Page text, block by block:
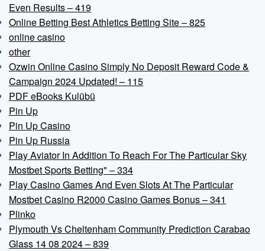
Even Results – 419
Online Betting Best Athletics Betting Site – 825
online casino
other
Ozwin Online Casino Simply No Deposit Reward Code &
Campaign 2024 Updated! – 115
PDF eBooks Kulübü
Pin Up
Pin Up Casino
Pin Up Russia
Play Aviator In Addition To Reach For The Particular Sky
Mostbet Sports Betting" – 334
Play Casino Games And Even Slots At The Particular
Mostbet Casino R2000 Casino Games Bonus – 341
Plinko
Plymouth Vs Cheltenham Community Prediction Carabao
Glass 14 08 2024 – 839